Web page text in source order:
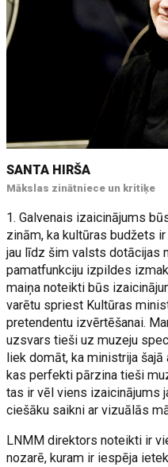
SANTA HIRŠA
Mākslas zinātniece un kritiķe
1. Galvenais izaicinājums
zinām, ka kultūras budžets
jau līdz šim valsts dotācijas
pamatfunkciju izpildes
maiņa noteikti būs
varētu spriest Kultūras
pretendentu izvērtēšanai.
uzsvars tieši uz muzeju
liek domāt, ka ministrija
kas perfekti pārzina tieši
tas ir vēl viens izaicinājums
ciešāku saikni ar vizuālās
LNMM direktors noteikti ir
nozarē, kuram ir iespēja